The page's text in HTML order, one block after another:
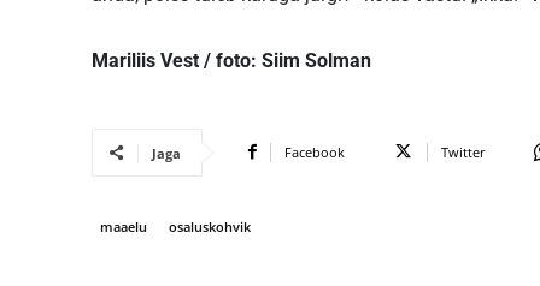
Mariliis Vest / foto: Siim Solman
Jaga Facebook Twitter
maaelu osaluskohvik